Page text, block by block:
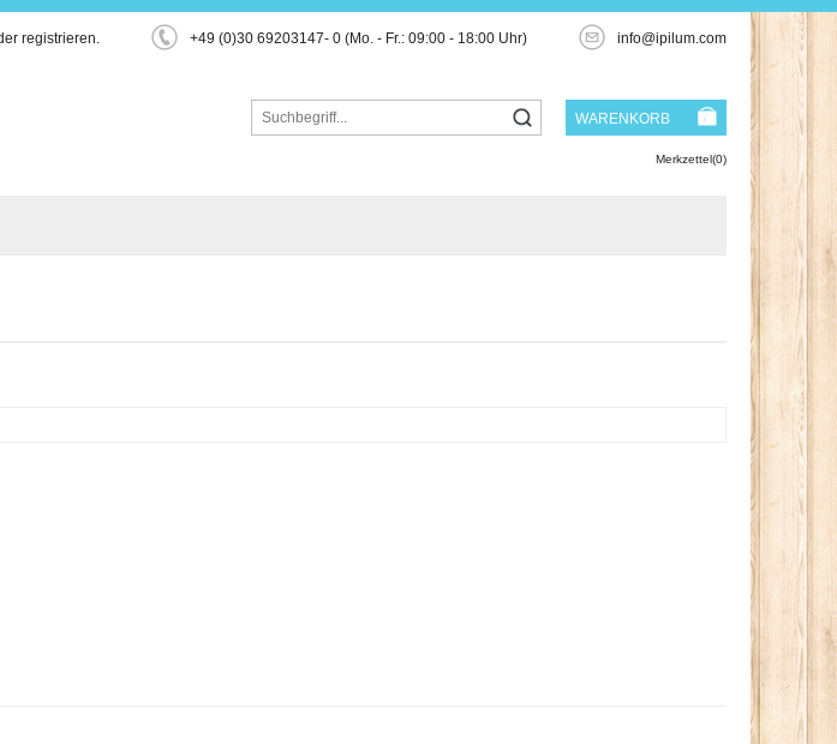
registrieren. +49 (0)30 69203147- 0 (Mo. - Fr.: 09:00 - 18:00 Uhr) info@ipilum.com
WARENKORB
Merkzettel(0)